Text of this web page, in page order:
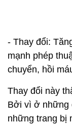
- Thay đổi:
mạnh phép
chuyển, hồi
Thay đổi này
Bởi vì ở những
những trang bị